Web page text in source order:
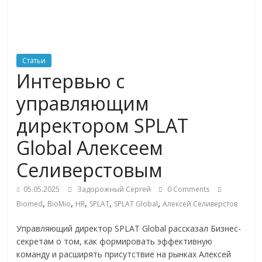
логистике,
технологиях,
соцсетях
Портал
онлайн-
торговле,
сервисах
Commerce,
Статьи
Интервью с
управляющим
директором SPLAT
Global Алексеем
Селиверстовым
05.05.2025 Задорожный Сергей
0 Comments
Biomed, BioMio, HR, SPLAT, SPLAT Global,Алексей Селиверстов
Управляющий директор SPLAT Global рассказал Бизнес-
секретам о том, как формировать эффективную
команду и расширять присутствие на рынках Алексей